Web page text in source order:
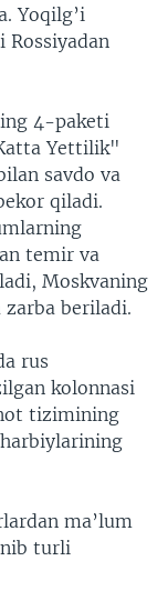
Yoqilg’i
4-paketi
Yettilik"
savdo va
qiladi.
temir va
Moskvaning
beriladi.
rus
kolonnasi
tizimining
ma’lum
turli